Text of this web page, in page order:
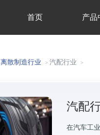
首页 产品
离散制造行业 > 汽配行业 >
汽配
在汽车工